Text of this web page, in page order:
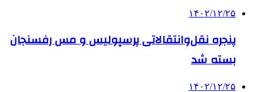
۱۴۰۲/۱۲/۲۵
پنجره نقل‌وانتقالاتی پرسپولیس و مس رفسنجان
بسته شد
۱۴۰۲/۱۲/۲۵